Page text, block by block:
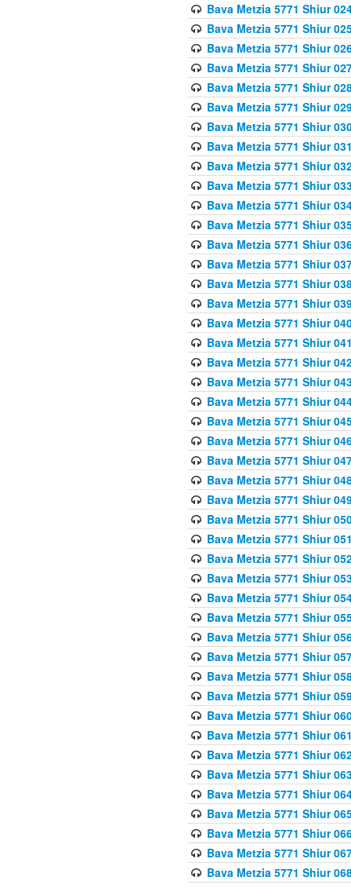
Bava Metzia 5771 Shiur
Bava Metzia 5771 Shiur
Bava Metzia 5771 Shiur
Bava Metzia 5771 Shiur
Bava Metzia 5771 Shiur
Bava Metzia 5771 Shiur
Bava Metzia 5771 Shiur
Bava Metzia 5771 Shiur
Bava Metzia 5771 Shiur
Bava Metzia 5771 Shiur
Bava Metzia 5771 Shiur
Bava Metzia 5771 Shiur
Bava Metzia 5771 Shiur
Bava Metzia 5771 Shiur
Bava Metzia 5771 Shiur
Bava Metzia 5771 Shiur
Bava Metzia 5771 Shiur
Bava Metzia 5771 Shiur
Bava Metzia 5771 Shiur
Bava Metzia 5771 Shiur
Bava Metzia 5771 Shiur
Bava Metzia 5771 Shiur
Bava Metzia 5771 Shiur
Bava Metzia 5771 Shiur
Bava Metzia 5771 Shiur
Bava Metzia 5771 Shiur
Bava Metzia 5771 Shiur
Bava Metzia 5771 Shiur
Bava Metzia 5771 Shiur
Bava Metzia 5771 Shiur
Bava Metzia 5771 Shiur
Bava Metzia 5771 Shiur
Bava Metzia 5771 Shiur
Bava Metzia 5771 Shiur
Bava Metzia 5771 Shiur
Bava Metzia 5771 Shiur
Bava Metzia 5771 Shiur
Bava Metzia 5771 Shiur
Bava Metzia 5771 Shiur
Bava Metzia 5771 Shiur
Bava Metzia 5771 Shiur
Bava Metzia 5771 Shiur
Bava Metzia 5771 Shiur
Bava Metzia 5771 Shiur
Bava Metzia 5771 Shiur